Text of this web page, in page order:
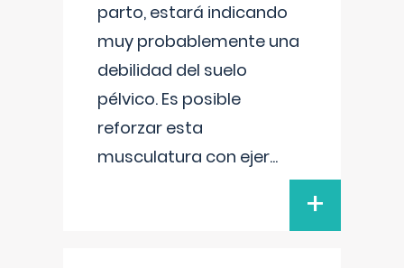
parto, estará indicando
muy probablemente una
debilidad del suelo
pélvico. Es posible
reforzar esta
musculatura con ejer...
+